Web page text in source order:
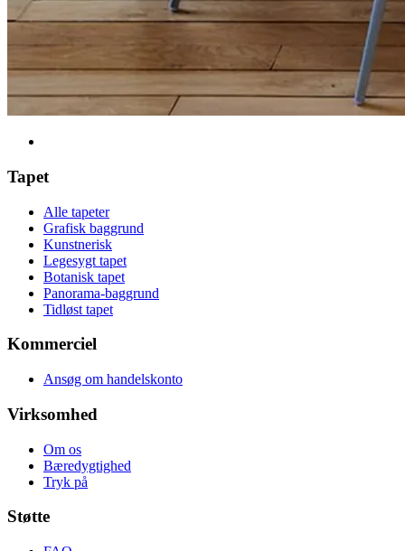
Tapet
Alle tapeter
Grafisk baggrund
Kunstnerisk
Legesygt tapet
Botanisk tapet
Panorama-baggrund
Tidløst tapet
Kommerciel
Ansøg om handelskonto
Virksomhed
Om os
Bæredygtighed
Tryk på
Støtte